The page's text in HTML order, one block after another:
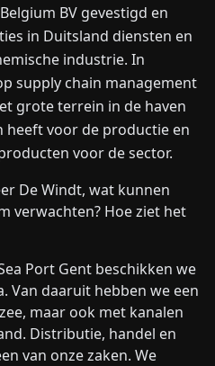
BV gevestigd en
in Duitsland diensten en
industrie. In
supply chain management
grote terrein in de haven
heeft voor de productie en
voor de sector.
De Windt, wat kunnen
verwachten? Hoe ziet het
Port Gent beschikken we
Van daaruit hebben we een
maar ook met kanalen
Distributie, handel en
van onze zaken. We